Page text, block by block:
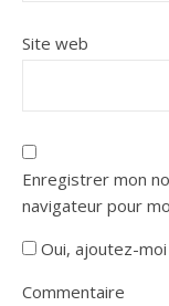
Site web
Enregistrer mon
navigateur pour
Oui, ajoutez-
Commentaire